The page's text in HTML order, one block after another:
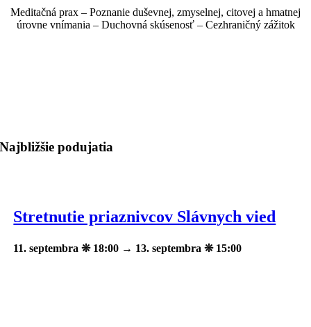
Meditačná prax – Poznanie duševnej, zmyselnej, citovej a hmatnej
úrovne vnímania – Duchovná skúsenosť – Cezhraničný zážitok
Najbližšie podujatia
Stretnutie priaznivcov Slávnych vied
11. septembra ❊ 18:00 → 13. septembra ❊ 15:00